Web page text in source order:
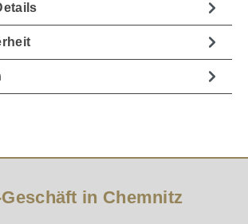
in Chemnitz